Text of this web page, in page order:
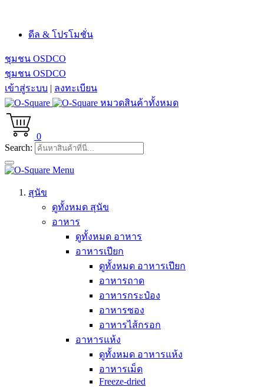
ดีล & โปรโมชั่น
ชุมชน OSDCO
ชุมชน OSDCO
เข้าสู่ระบบ | ลงทะเบียน
หมวดสินค้าทั้งหมด
0
Search:
Menu
สุนัข
ดูทั้งหมด สุนัข
อาหาร
ดูทั้งหมด อาหาร
อาหารเปียก
ดูทั้งหมด อาหารเปียก
อาหารถาด
อาหารกระป๋อง
อาหารซอง
อาหารไส้กรอก
อาหารแห้ง
ดูทั้งหมด อาหารแห้ง
อาหารเม็ด
Freeze-dried